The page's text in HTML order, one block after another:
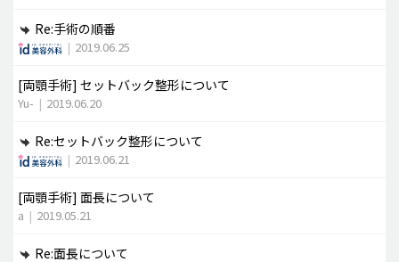
Re:手術の順番
| 2019.06.25
[両顎手術] セットバック整形について
Yu- | 2019.06.20
Re:セットバック整形について
| 2019.06.21
[両顎手術] 面長について
a | 2019.05.21
Re:面長について